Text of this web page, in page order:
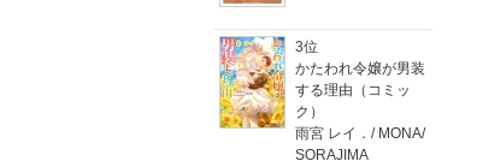
3位
かたわれ令嬢が男装
する理由（コミッ
ク）
雨宮 レイ． / MONA/
SORAJIMA